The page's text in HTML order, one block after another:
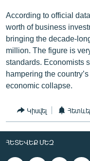
«Ազատության»
According to official
worth of business
bringing the decade-
million. The figure is
standards. Economists
hampering the
economic collapse.
Կիսվել
ՀԵՏԵՎԵՔ ՄԵԶ